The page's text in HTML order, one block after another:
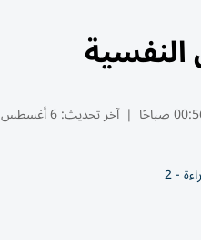
| آخر تحديث:6 أغسطس 00:57 2026
- 2